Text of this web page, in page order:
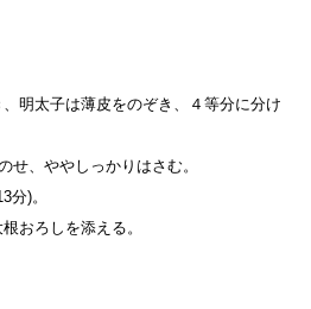
明太子は薄皮をのぞき、４等分に分け
、ややしっかりはさむ。
)。
おろしを添える。